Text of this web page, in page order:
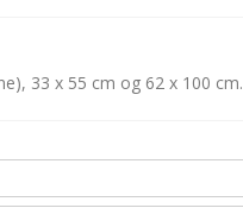
33 x 55 cm og 62 x 100 cm.